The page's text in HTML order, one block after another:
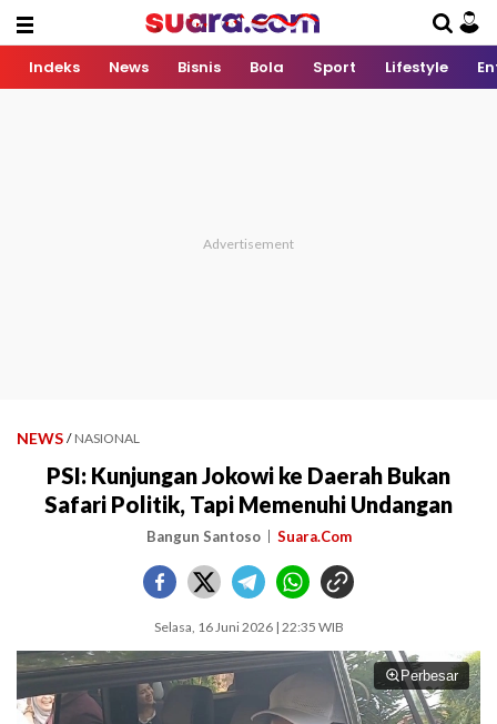
Indeks News Bisnis Bola Sport Lifestyle
NEWS / NASIONAL
PSI: Kunjungan Jokowi ke Daerah Bukan
Safari Politik, Tapi Memenuhi Undangan
Bangun Santoso Suara.Com
Selasa, 16 Juni 2026 | 22:35 WIB
Perbesar